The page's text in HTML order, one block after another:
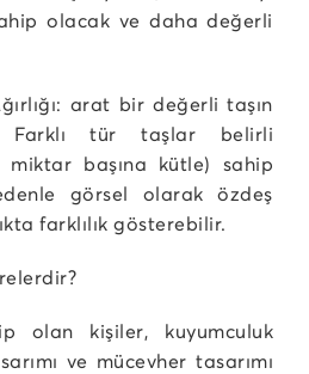
olacak ve daha değerli
arat bir değerli taşın
Farklı tür taşlar belirli
başına kütle) sahip
görsel olarak özdeş
farklılık gösterebilir.
olan kişiler, kuyumculuk
ve mücevher tasarımı